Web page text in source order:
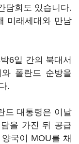
담회도 있습니다.
미래세대와 만남
6일 간의 북대서
와 폴란드 순방을
.
드 대통령은 이날
을 가진 뒤 공급
국이 MOU를 채